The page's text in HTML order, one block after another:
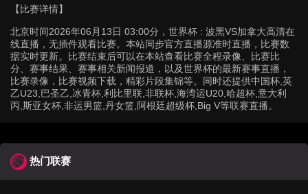
【比赛详情】
北京时间2026年06月13日 03:00分，世界杯 : 波黑VS加拿大高清在
线直播，无插件观看比赛。本站同步官方直播源准时直播，比赛数
据实时更新。比赛结束后可以在本站查看比赛全程录像、比赛比
分、赛事结果、赛事相关新闻报道，以及世界杯的最新赛事直播，
比赛录像，比赛视频下载，精彩片段集锦等。同时还提供中国杯,英
乙U23,巴圣乙,冰青杯,利比里联,非联杯,海湾运U20,哈超杯,意大利
丙,斯亚女杯,非运男篮,丹女篮,阿根廷超级杯,Big V等联赛直播。
热门联赛